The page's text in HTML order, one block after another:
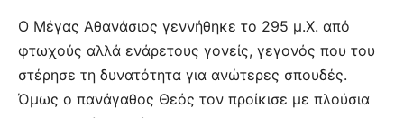
Ο Μέγας Αθανάσιος γεννήθηκε το 295 μ.Χ. από
φτωχούς αλλά ενάρετους γονείς, γεγονός που του
στέρησε τη δυνατότητα για ανώτερες σπουδές.
Όμως ο πανάγαθος Θεός τον προίκισε με πλούσια